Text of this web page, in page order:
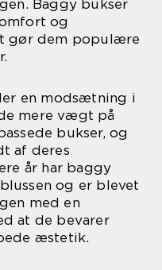
Baggy bukser
og
gør dem populære
en modsætning i
mere vægt på
bukser, og
af deres
år har baggy
og er blevet
med en
at de bevarer
æstetik.